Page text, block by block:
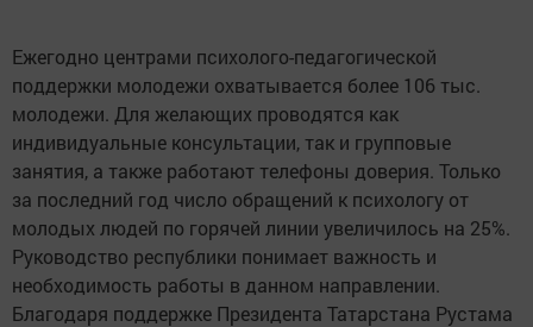
Ежегодно центрами психолого-педагогической
поддержки молодежи охватывается более 106 тыс.
молодежи. Для желающих проводятся как
индивидуальные консультации, так и групповые
занятия, а также работают телефоны доверия. Только
за последний год число обращений к психологу от
молодых людей по горячей линии увеличилось на 25%.
Руководство республики понимает важность и
необходимость работы в данном направлении.
Благодаря поддержке Президента Татарстана Рустама